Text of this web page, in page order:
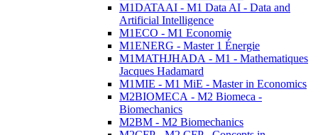
M1DATAAI - M1 Data AI - Data and
Artificial Intelligence
M1ECO - M1 Economie
M1ENERG - Master 1 Énergie
M1MATHJHADA - M1 - Mathematiques
Jacques Hadamard
M1MIE - M1 MiE - Master in Economics
M2BIOMECA - M2 Biomeca -
Biomechanics
M2BM - M2 Biomechanics